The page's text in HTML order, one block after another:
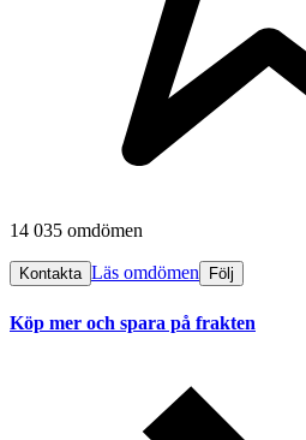
14 035 omdömen
Kontakta Läs omdömen Följ
Köp mer och spara på frakten